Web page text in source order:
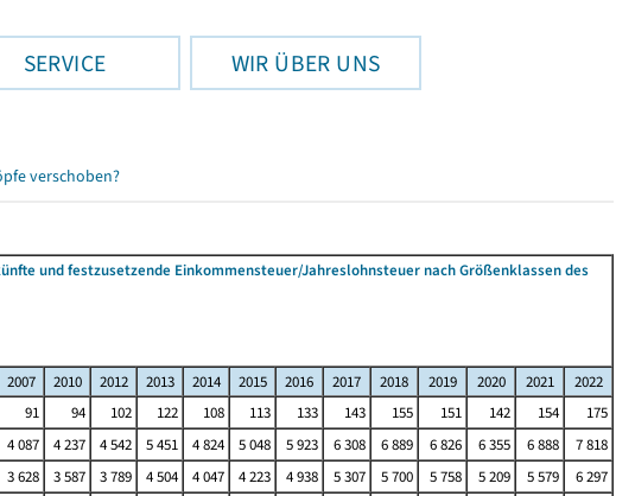
SERVICE WIR ÜBER UNS
verschoben?
und festzusetzende Einkommensteuer/Jahreslohnsteuer nach Größenklassen des
2007 2010 2012 2013 2014 2015 2016 2017 2018 2019 2020 2021
2022
91 94 102 122 108 113 133 143 155 151 142 154
175
4 087 4 237 4 542 5 451 4 824 5 048 5 923 6 308 6 889 6 826 6 355 6 888
7 818
3 628 3 587 3 789 4 504 4 047 4 223 4 938 5 307 5 700 5 758 5 209 5 579
6 297